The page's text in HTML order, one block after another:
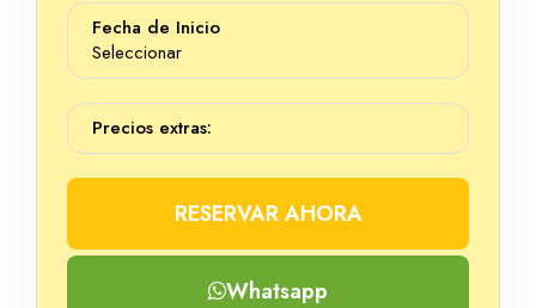
Fecha de Inicio
Seleccionar
Precios extras:
RESERVAR AHORA
Whatsapp